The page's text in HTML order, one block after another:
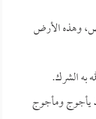
وهذه الأرض
به الشرك.
يأجوج ومأجوج